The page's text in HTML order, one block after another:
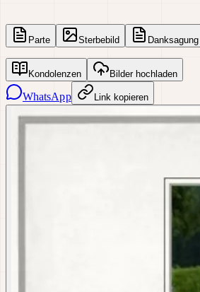
Parte Sterbebild
Danksagung
Kondolenzen Bilder hochladen
WhatsApp Link kopieren